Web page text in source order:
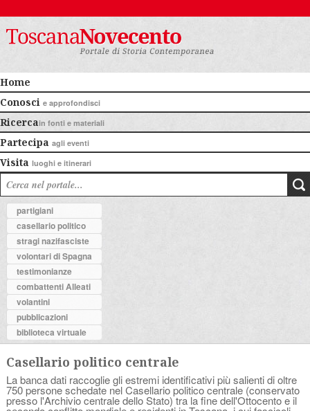
Home
Conosci e approfondisci
Ricercain fonti e materiali
Partecipa agli eventi
Visita luoghi e itinerari
partigiani
casellario politico
stragi nazifasciste
volontari di Spagna
testimonianze
combattenti Alleati
volantini
pubblicazioni
biblioteca virtuale
Casellario politico centrale
La banca dati raccoglie gli estremi identificativi più salienti di oltre
750 persone schedate nel Casellario politico centrale (conservato
presso l'Archivio centrale dello Stato) tra la fine dell'Ottocento e il